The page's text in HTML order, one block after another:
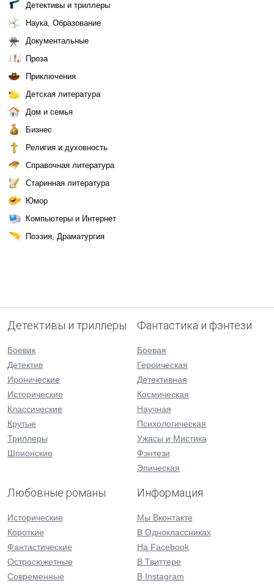
Детективы и триллеры
Наука, Образование
Документальные
Проза
Приключения
Детская литература
Дом и семья
Бизнес
Религия и духовность
Справочная литература
Старинная литература
Юмор
Компьютеры и Интернет
Поэзия, Драматургия
Детективы и триллеры
Боевик
Детектив
Иронические
Исторические
Классические
Крутые
Триллеры
Шпионские
Фантастика и фэнтези
Боевая
Героическая
Детективная
Космическая
Научная
Психологическая
Ужасы и Мистика
Фэнтези
Эпическая
Любовные романы
Исторические
Короткие
Фантастические
Остросюжетные
Современные
Информация
Мы Вконтакте
В Одноклассниках
На Facebook
В Твиттере
В Instagram